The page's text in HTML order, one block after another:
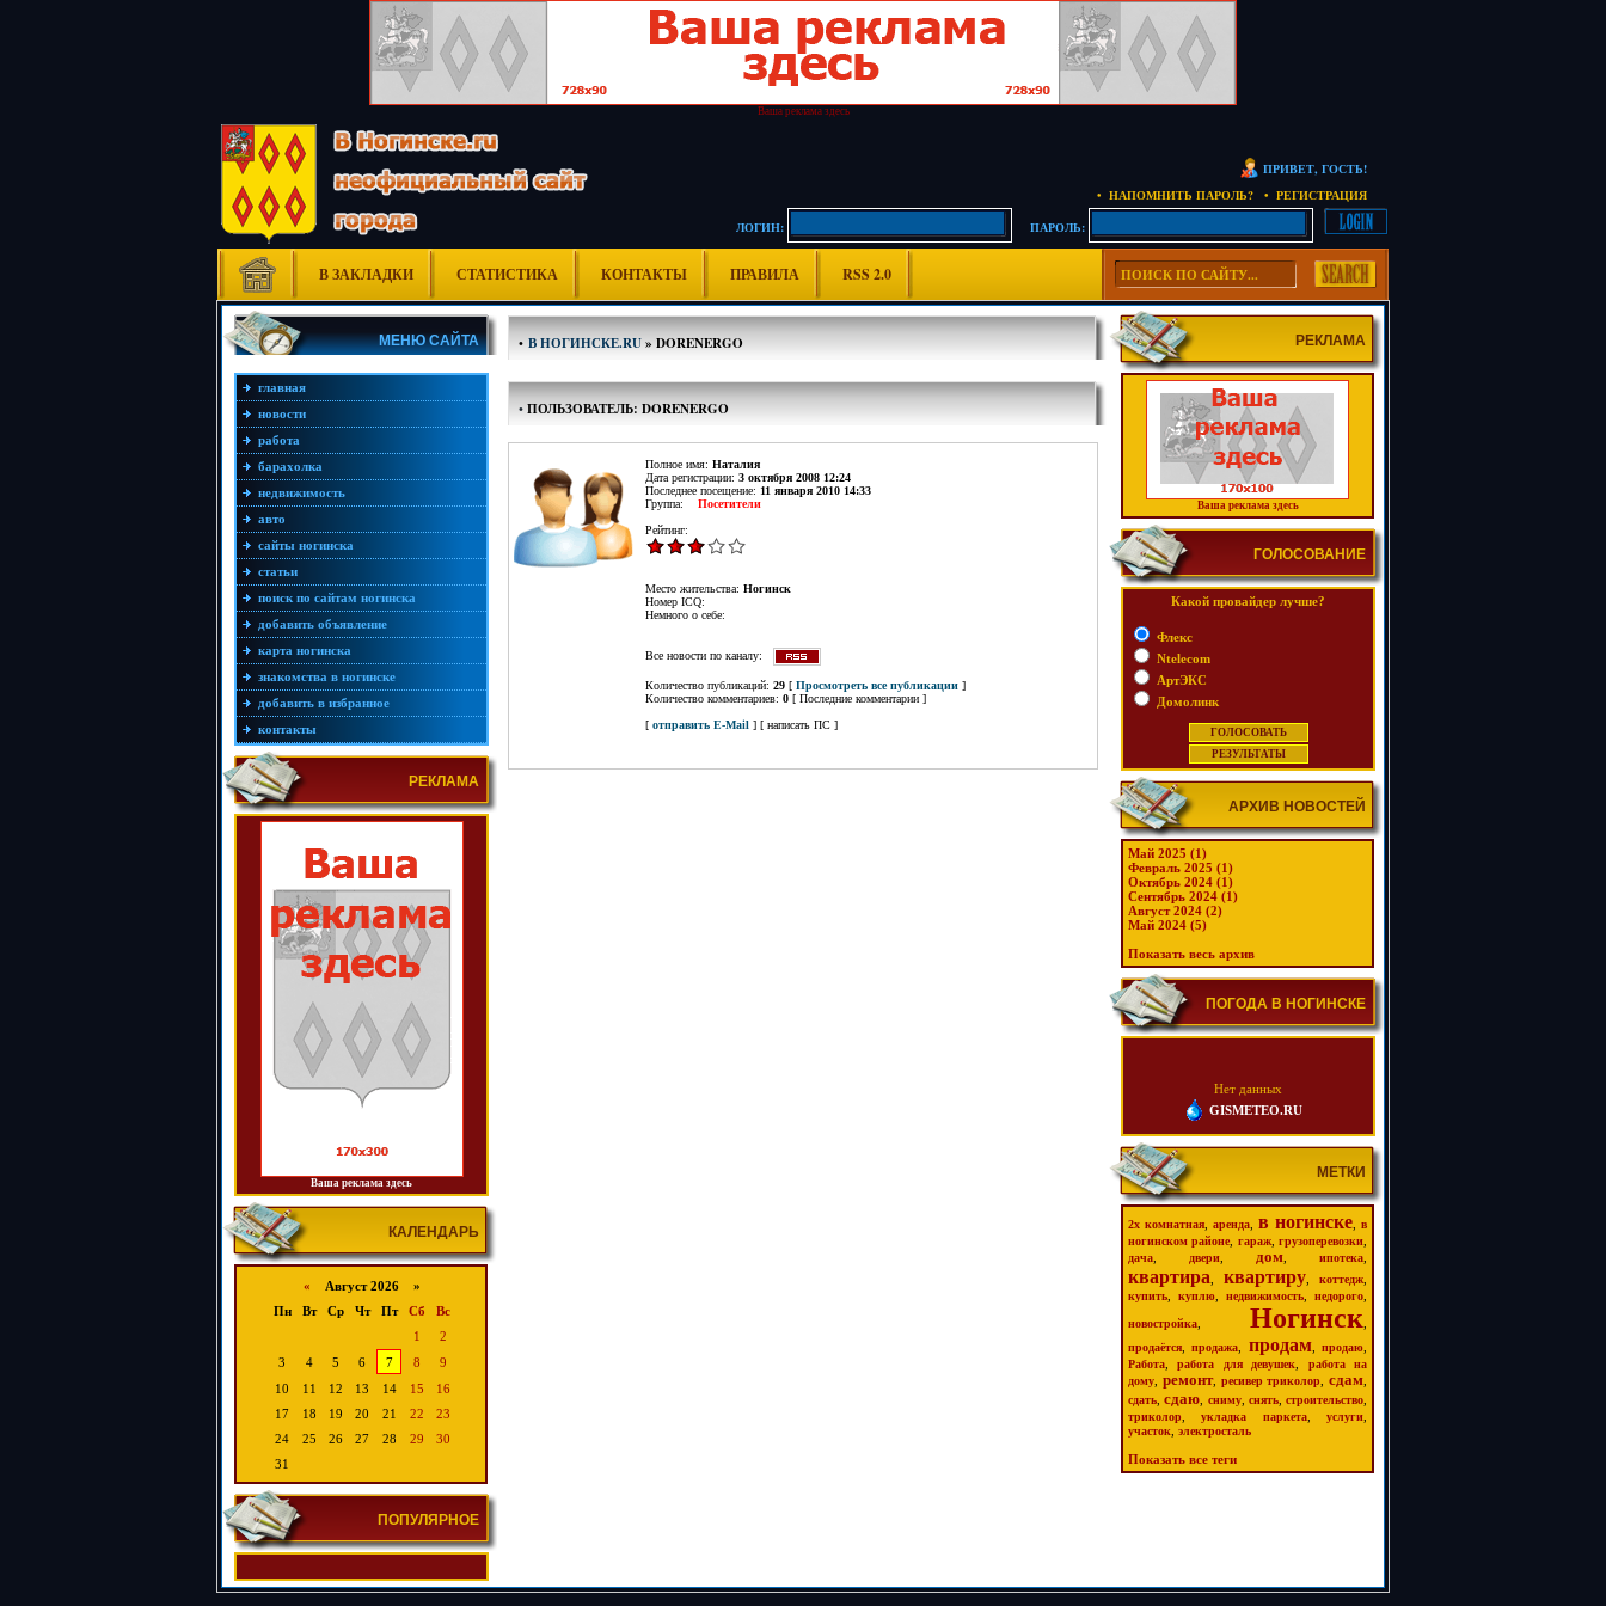
Ваша реклама здесь
ПРИВЕТ, ГОСТЬ!
• НАПОМНИТЬ ПАРОЛЬ?
• РЕГИСТРАЦИЯ
ЛОГИН:
ПАРОЛЬ:
В ЗАКЛАДКИ СТАТИСТИКА КОНТАКТЫ ПРАВИЛА RSS 2.0
МЕНЮ САЙТА
главная
новости
работа
барахолка
недвижимость
авто
сайты ногинска
статьи
поиск по сайтам ногинска
добавить объявление
карта ногинска
знакомства в ногинске
добавить в избранное
контакты
РЕКЛАМА
Ваша реклама здесь
КАЛЕНДАРЬ
« Август 2026 »
Пн
Вт Ср Чт Пт Сб
Вс
1
2
3
4 5 6 7 8
9
10
11 12 13 14 15
16
17
18 19 20 21 22
23
24
25 26 27 28 29
30
31
ПОПУЛЯРНОЕ
• В НОГИНСКЕ.RU» DORENERGO
• ПОЛЬЗОВАТЕЛЬ: DORENERGO
Полное имя: Наталия
Дата регистрации: 3 октября 2008 12:24
Последнее посещение: 11 января 2010 14:33
Группа: Посетители
Рейтинг:
Место жительства: Ногинск
Номер ICQ:
Немного о себе:
Все новости по каналу:
Количество публикаций: 29 [ Просмотреть все публикации ]
Количество комментариев: 0 [ Последние комментарии ]
[ отправить E-Mail ] [ написать ПС ]
РЕКЛАМА
Ваша реклама здесь
ГОЛОСОВАНИЕ
Какой провайдер лучше?
Флекс
Ntelecom
АртЭКС
Домолинк
АРХИВ НОВОСТЕЙ
Май 2025 (1)
Февраль 2025 (1)
Октябрь 2024 (1)
Сентябрь 2024 (1)
Август 2024 (2)
Май 2024 (5)
Показать весь архив
ПОГОДА В НОГИНСКЕ
Нет данных
GISMETEO.RU
МЕТКИ
2х комнатная аренда в ногинске
в
ногинском районе
гараж,грузоперевозки
дача двери дом ипотека
квартира квартиру коттедж
купить куплю недвижимость недорого
новостройка Ногинск
продаётся ,продажа продам,продаю
Работа ,работа для девушек
работа на
дому
ремонт, ресивер триколор сдам
сдать ,сдаю сниму, снять, строительство
триколор ,укладка паркета,услуги
участок электросталь
Показать все теги